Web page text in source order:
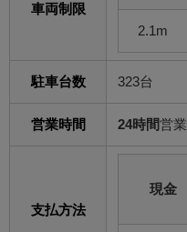
車両制限
2.1m
駐車台数 323台
営業時間 24時間営業
支払方法
現金